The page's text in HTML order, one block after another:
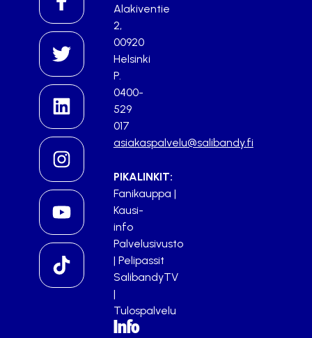
Alakiventie
2,
00920
Helsinki
P.
0400-
529
017
asiakaspalvelu@salibandy.fi
PIKALINKIT:
Fanikauppa |
Kausi-
info
Palvelusivusto
| Pelipassit
SalibandyTV
|
Tulospalvelu
Info